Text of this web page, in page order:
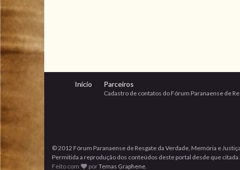
Início Parceiros
Cadastro de contatos do Fórum Paranaense de
© 2012 Fórum Paranaense de Resgate da Verdade, Memória e
Permitida a reprodução dos conteúdos deste portal desde que
Feito com
porTemas Graphene.